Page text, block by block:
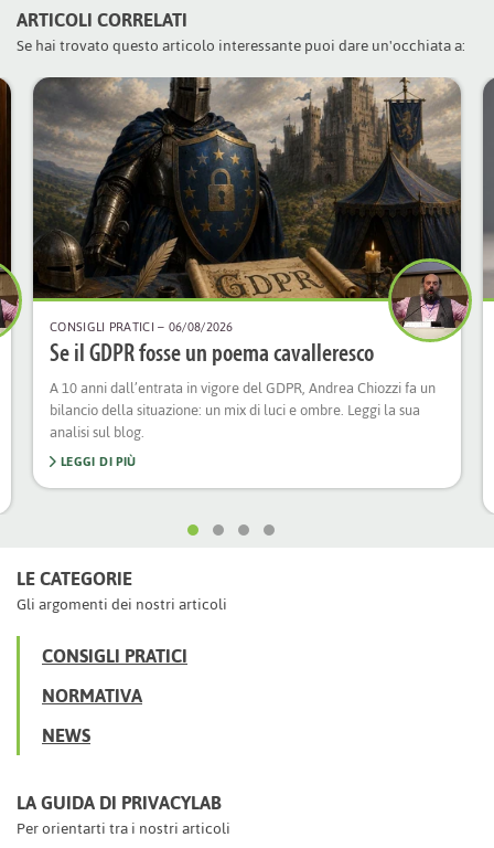
ARTICOLI CORRELATI
Se hai trovato questo articolo interessante puoi dare un'occhiata a:
CONSIGLI PRATICI– 06/08/2026
Se il GDPR fosse un poema cavalleresco
A 10 anni dall’entrata in vigore del GDPR, Andrea Chiozzi fa un
bilancio della situazione: un mix di luci e ombre. Leggi la sua
analisi sul blog.
LEGGI DI PIÙ
LE CATEGORIE
Gli argomenti dei nostri articoli
CONSIGLI PRATICI
NORMATIVA
NEWS
LA GUIDA DI PRIVACYLAB
Per orientarti tra i nostri articoli